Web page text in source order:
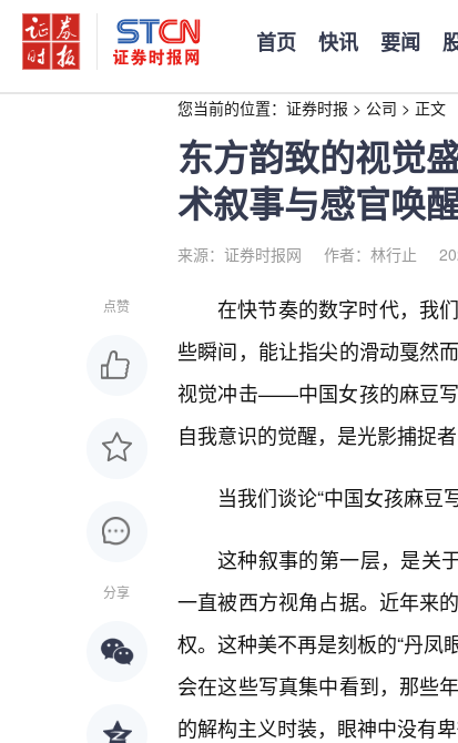
首页 快讯 要闻
您当前的位置： 证券时报 > 公司 > 正文
东方韵致的视觉
术叙事与感官唤
来源：证券时报网 作者：林行止
点赞
分享
在快节奏的数字时代，我
些瞬间，能让指尖的滑动戛然
视觉冲击——中国女孩的麻豆
自我意识的觉醒，是光影捕捉
当我们谈论“中国女孩麻豆
这种叙事的第一层，是关
一直被西方视角占据。近年来
权。这种美不再是刻板的“丹凤
会在这些写真集中看到，那些
的解构主义时装，眼神中没有